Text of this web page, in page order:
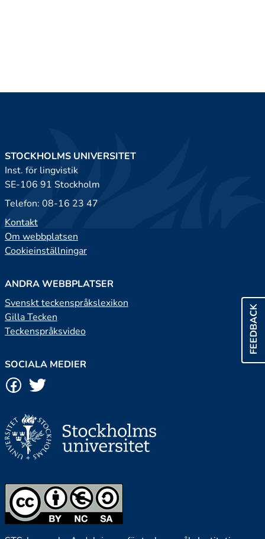
FEEDBACK
STOCKHOLMS UNIVERSITET
Inst. för lingvistik
SE-106 91 Stockholm
Telefon: 08-16 23 47
Kontakt
Om webbplatsen
Cookieinställningar
ANDRA WEBBPLATSER
Svenskt teckenspråkslexikon
Gilla Tecken
Teckenspråksvideo
SOCIALA MEDIER